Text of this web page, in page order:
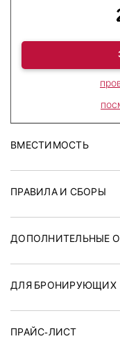
ВМЕСТИМОСТЬ
ПРАВИЛА И СБОРЫ
ДОПОЛНИТЕЛЬНЫЕ
ДЛЯ БРОНИРУЮЩИХ
ПРАЙС-ЛИСТ